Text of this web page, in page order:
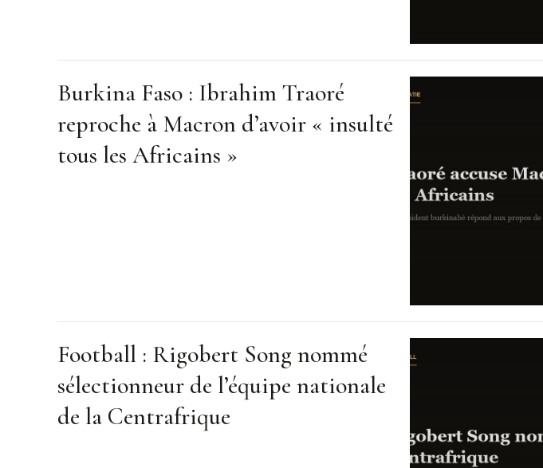
Burkina Faso : Ibrahim Traoré
reproche à Macron d’avoir « insulté
tous les Africains »
Football : Rigobert Song nommé
sélectionneur de l’équipe nationale
de la Centrafrique